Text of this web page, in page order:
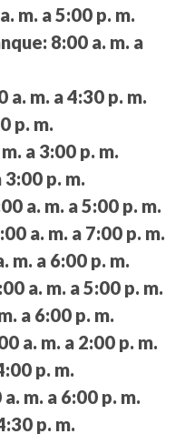
m. a 5:00 p. m.
8:00 a. m. a
a. m. a 4:30 p. m.
p. m.
a 3:00 p. m.
3:00 p. m.
a. m. a 5:00 p. m.
a. m. a 7:00 p. m.
m. a 6:00 p. m.
a. m. a 5:00 p. m.
a 6:00 p. m.
a. m. a 2:00 p. m.
p. m.
m. a 6:00 p. m.
p. m.